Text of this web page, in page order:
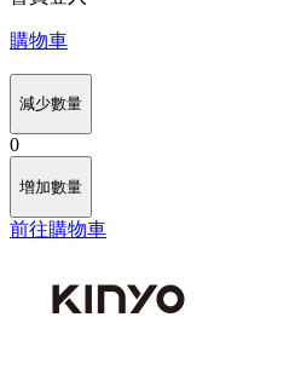
購物車
減少數量
0
增加數量
前往購物車